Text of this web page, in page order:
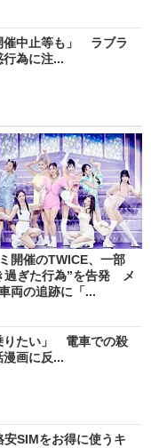
催中止等も」 ラブラ
為に注...
開催のTWICE、一部
過ぎた行為”を告発 メ
両の追跡に「...
りたい」 電車での殺
画に反...
SIMをお得に使うキ